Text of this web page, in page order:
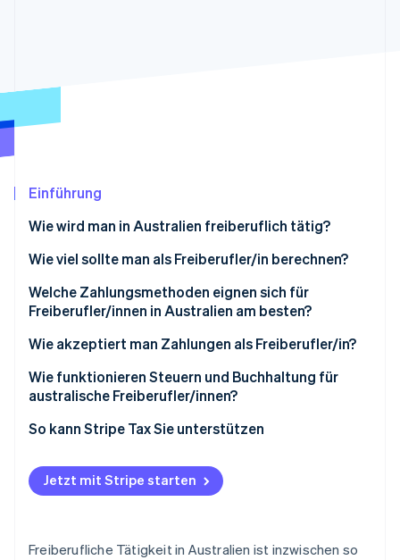
CO₂-Entnahme
Identity
Erfahren Sie, wie Stripe Lösungen für die
Einführung
Wie wird man in Australien freiberuflich tätig?
Unternehmensstruktur festlegen
Beantragen Sie eine Australian Business Number
(ABN).
Richten Sie die Grundlagen Ihres Unternehmens ein
Präzisieren Sie Ihr Angebot und Ihre Zielgruppe
Wie viel sollte man als Freiberufler/in berechnen?
Berechnen Sie Ihre Basis
Wählen Sie das passende Preismodell
Überprüfen Sie Ihre Preise
Welche Zahlungsmethoden eignen sich für
Freiberufler/innen in Australien am besten?
Elektronische Geldüberweisungen (EFT)
Kartenzahlungen
Wie akzeptiert man Zahlungen als Freiberufler/in?
Klare, konforme Rechnungen versenden
Verfolgen Sie Ihre Forderungen
Wie funktionieren Steuern und Buchhaltung für
australische Freiberufler/innen?
Einkommenssteuer
GST
Abzüge und Aufbewahrung von Unterlagen
So kann Stripe Tax Sie unterstützen
Jetzt mit Stripe starten
Freiberufliche Tätigkeit in Australien ist inzwischen so